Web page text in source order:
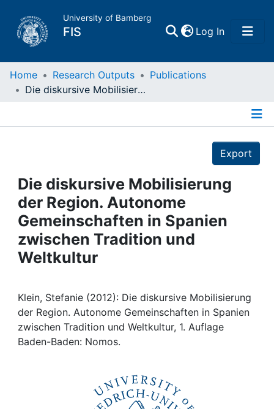
University of Bamberg
FIS Log In(current)
Home
Projects
People
Institutions
My FIS
Help
Home Research Outputs
Publications
Die diskursive Mobilisierung der Region. Autonome Gemeinschaften in Spanien zwischen Tradition und Weltkultur
Export
Die diskursive Mobilisierung
der Region. Autonome
Gemeinschaften in Spanien
zwischen Tradition und
Weltkultur
Klein, Stefanie (2012): Die diskursive Mobilisierung
der Region. Autonome Gemeinschaften in Spanien
zwischen Tradition und Weltkultur, 1. Auflage
Baden-Baden: Nomos.